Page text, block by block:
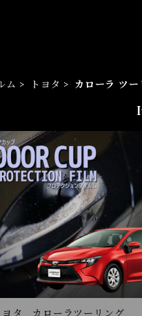
ム トヨタ カローラ ツー
ヨタ カローラツーリング